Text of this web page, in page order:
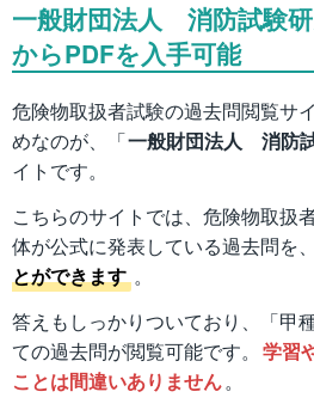
一般財団法人 消防試験
からPDFを入手可能
危険物取扱者試験の過去問閲覧サ
めなのが、「一般財団法人 消防
イトです。
こちらのサイトでは、危険物取扱
体が公式に発表している過去問を、
とができます 。
答えもしっかりついており、「甲
ての過去問が閲覧可能です。 学習
ことは間違いありません。